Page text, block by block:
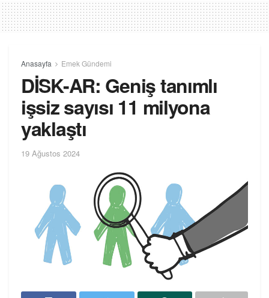
Anasayfa Emek Gündemi
DİSK-AR: Geniş tanımlı
işsiz sayısı 11 milyona
yaklaştı
19 Ağustos 2024